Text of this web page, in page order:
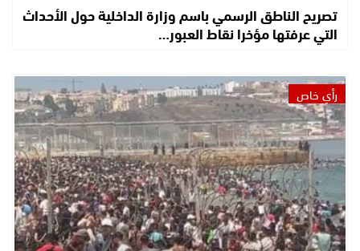
تصريح الناطق الرسمي باسم وزارة الداخلية حول الأحداث
التي عرفتها مؤخرا نقاط العبور…
رأي خاص